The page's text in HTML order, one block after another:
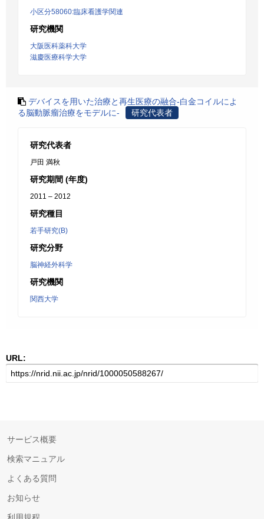
小区分58060:臨床看護学関連
研究機関
大阪医科薬科大学
滋慶医療科学大学
デバイスを用いた治療と再生医療の融合-白金コイルによ
る脳動脈瘤治療をモデルに-
研究代表者
研究代表者
戸田 満秋
研究期間 (年度)
2011 – 2012
研究種目
若手研究(B)
研究分野
脳神経外科学
研究機関
関西大学
URL:
サービス概要
検索マニュアル
よくある質問
お知らせ